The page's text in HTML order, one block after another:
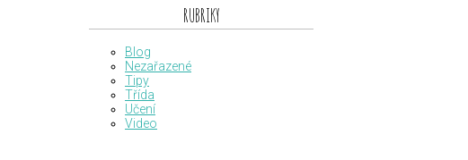
RUBRIKY
Blog
Nezařazené
Tipy
Třída
Učení
Video